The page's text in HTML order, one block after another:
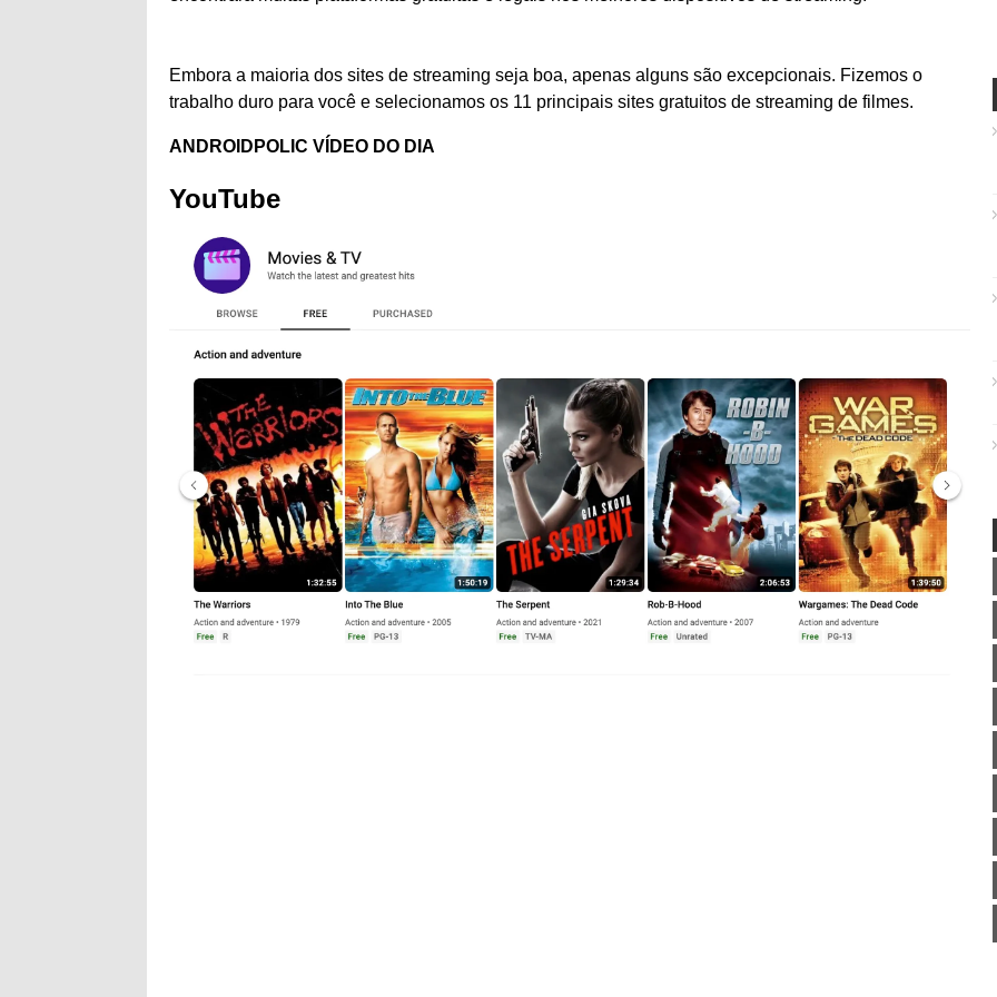
Embora a maioria dos sites de streaming seja boa, apenas alguns são excepcionais. Fizemos o
trabalho duro para você e selecionamos os 11 principais sites gratuitos de streaming de filmes.
ANDROIDPOLIC VÍDEO DO DIA
YouTube